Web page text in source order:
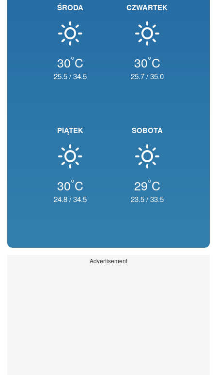
ŚRODA
30°C
25.5/34.5
CZWARTEK
30°C
25.7/35.0
PIĄTEK
30°C
24.8/34.5
SOBOTA
29°C
23.5/33.5
Advertisement